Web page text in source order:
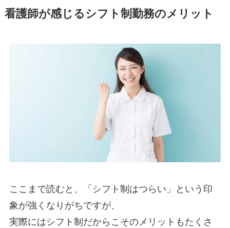
看護師が感じるシフト制勤務のメリット
ここまで読むと、「シフト制はつらい」という印
象が強くなりがちですが、
実際にはシフト制だからこそのメリットもたくさ